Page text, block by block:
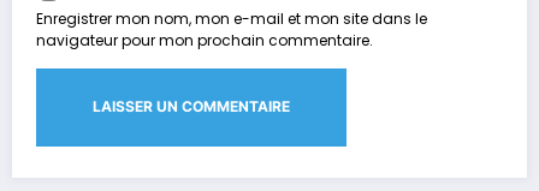
Enregistrer mon nom, mon e-mail et mon site dans le
navigateur pour mon prochain commentaire.